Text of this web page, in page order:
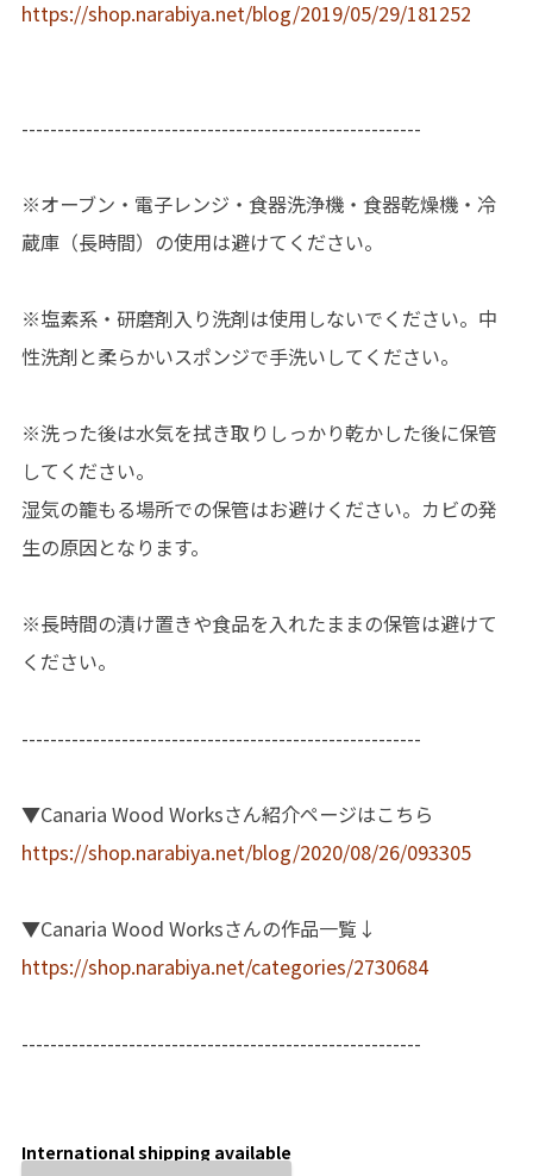
https://shop.narabiya.net/blog/2019/05/29/181252
--------------------------------------------------------
※オーブン・電子レンジ・食器洗浄機・食器乾燥機・冷
蔵庫（長時間）の使用は避けてください。
※塩素系・研磨剤入り洗剤は使用しないでください。中
性洗剤と柔らかいスポンジで手洗いしてください。
※洗った後は水気を拭き取りしっかり乾かした後に保管
してください。
湿気の籠もる場所での保管はお避けください。カビの発
生の原因となります。
※長時間の漬け置きや食品を入れたままの保管は避けて
ください。
--------------------------------------------------------
▼Canaria Wood Worksさん紹介ページはこちら
https://shop.narabiya.net/blog/2020/08/26/093305
▼Canaria Wood Worksさんの作品一覧↓
https://shop.narabiya.net/categories/2730684
--------------------------------------------------------
International shipping available